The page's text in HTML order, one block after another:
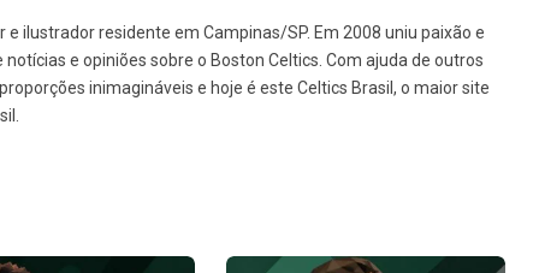
e ilustrador residente em Campinas/SP. Em 2008 uniu paixão e
e opiniões sobre o Boston Celtics. Com ajuda de outros
inimagináveis e hoje é este Celtics Brasil, o maior site